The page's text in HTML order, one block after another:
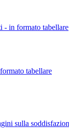
- in formato tabellare
tabellare
sulla